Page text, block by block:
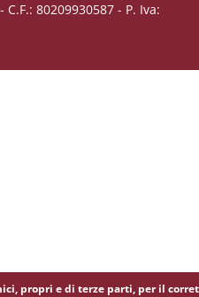
80209930587 - P. Iva:
propri e di terze parti, per il